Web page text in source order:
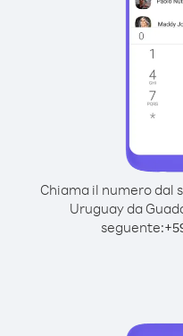
Chiama il numero dal
Uruguay da
seguente:+